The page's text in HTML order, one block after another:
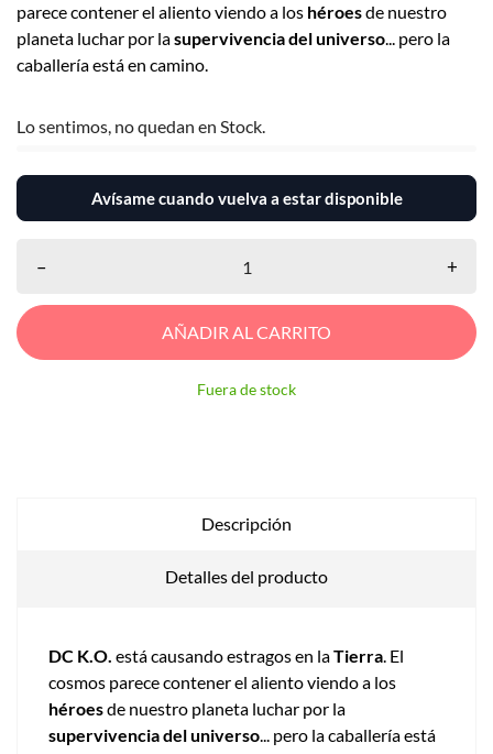
parece contener el aliento viendo a los héroesde nuestro
planeta luchar por lasupervivencia del universo... pero la
caballería está en camino.
Lo sentimos, no quedan en Stock.
Avísame cuando vuelva a estar disponible
– +
AÑADIR AL CARRITO
Fuera de stock
Descripción
Detalles del producto
DC K.O. está causando estragos en laTierra. El
cosmos parece contener el aliento viendo a los
héroesde nuestro planeta luchar por la
supervivencia del universo... pero la caballería está